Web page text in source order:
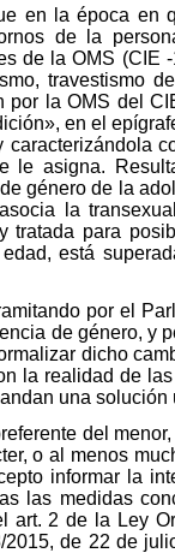
en la época en
de la
de la OMS
travestismo
por la OMS del
en el
le asigna.
género de la
la
tratada para
está
por el
de género, y
dicho
la realidad de
una
del
o al menos
informar la
las medidas
art. 2 de la Ley
de 22 de